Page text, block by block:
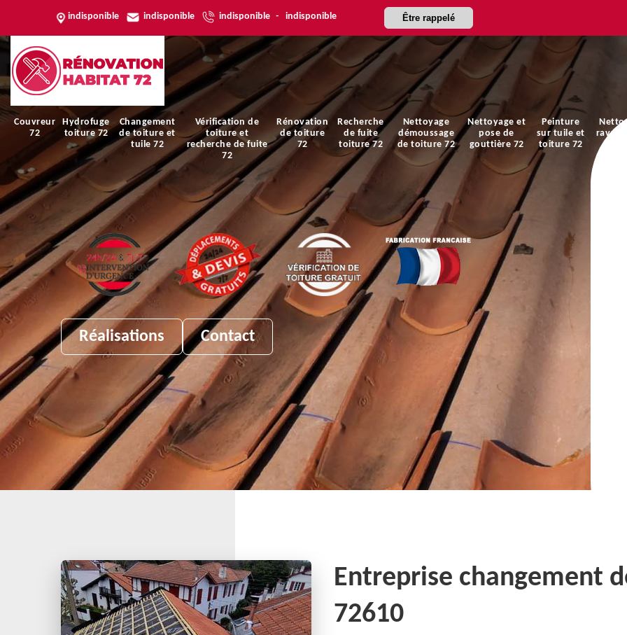
indisponible indisponible indisponible - indisponible Être rappelé
Couvreur
72
Hydrofuge
toiture 72
Changement
de toiture et
tuile 72
Vérification de
toiture et
recherche de fuite
72
Rénovation
de toiture
72
Recherche
de fuite
toiture 72
Nettoyage
démoussage
de toiture 72
Nettoyage et
pose de
gouttière 72
Peinture
sur tuile et
toiture 72
Réalisations Contact
Entreprise changement
72610